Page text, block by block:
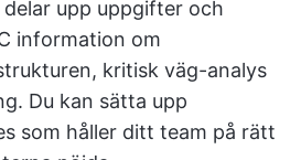
delar upp uppgifter och
information om
kritisk väg-analys
Du kan sätta upp
som håller ditt team på rätt